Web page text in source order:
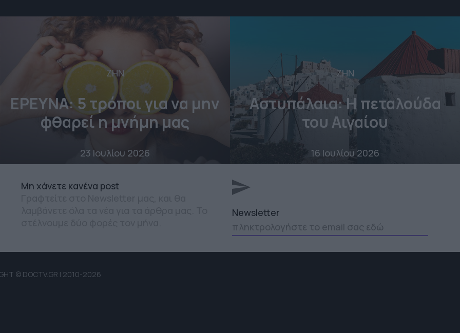
ΖΗΝ
ΕΡΕΥΝΑ: 5 τρόποι για να μην
φθαρεί η μνήμη μας
23 Ιουλίου 2026
ΖΗΝ
Αστυπάλαια: Η πεταλούδα
του Αιγαίου
16 Ιουλίου 2026
Mη χάνετε κανένα post
Newsletter
© DOCTV.GR | 2010-2026